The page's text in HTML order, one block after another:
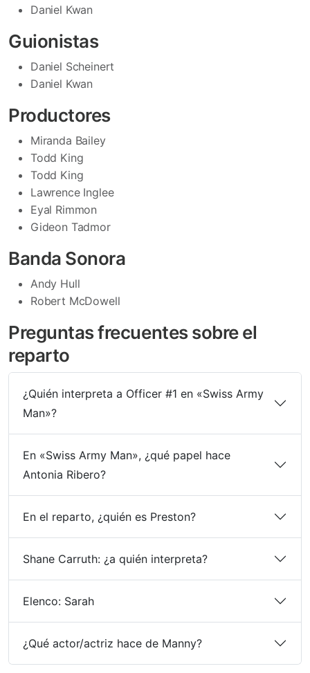
Daniel Kwan
Guionistas
Daniel Scheinert
Daniel Kwan
Productores
Miranda Bailey
Todd King
Todd King
Lawrence Inglee
Eyal Rimmon
Gideon Tadmor
Banda Sonora
Andy Hull
Robert McDowell
Preguntas frecuentes sobre el
reparto
¿Quién interpreta a Officer #1 en «Swiss Army
Man»?
En «Swiss Army Man», ¿qué papel hace
Antonia Ribero?
En el reparto, ¿quién es Preston?
Shane Carruth: ¿a quién interpreta?
Elenco: Sarah
¿Qué actor/actriz hace de Manny?